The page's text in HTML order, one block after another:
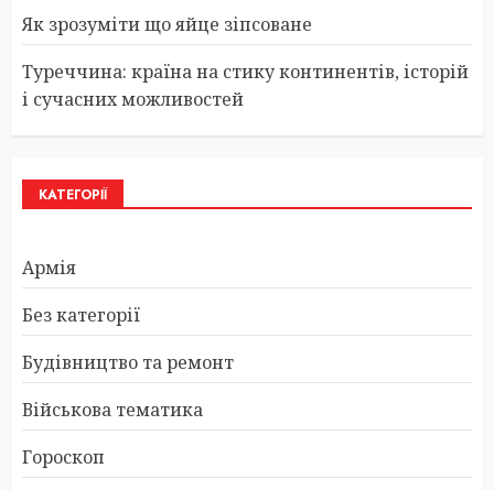
Як зрозуміти що яйце зіпсоване
Туреччина: країна на стику континентів, історій
і сучасних можливостей
КАТЕГОРІЇ
Армія
Без категорії
Будівництво та ремонт
Військова тематика
Гороскоп